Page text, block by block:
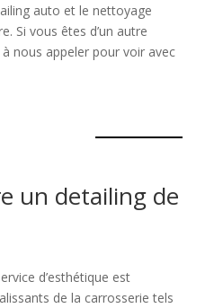
auto et le nettoyage
Si vous êtes d’un autre
nous appeler pour voir avec
un detailing de
d’esthétique est
de la carrosserie tels